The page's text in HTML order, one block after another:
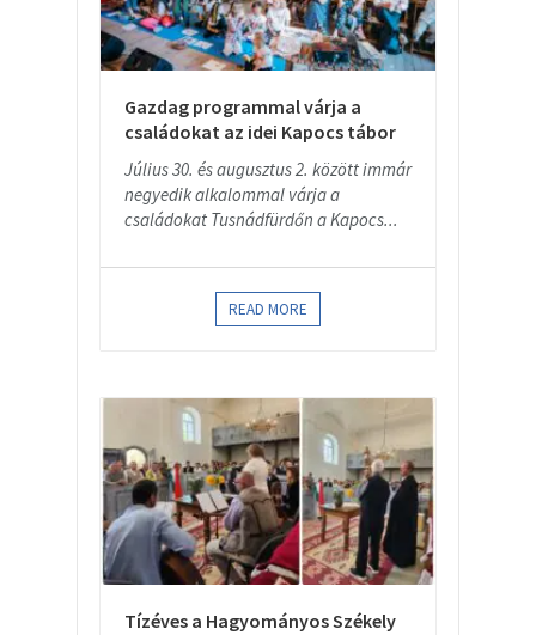
Gazdag programmal várja a
családokat az idei Kapocs tábor
Július 30. és augusztus 2. között immár
negyedik alkalommal várja a
családokat Tusnádfürdőn a Kapocs...
READ MORE
Tízéves a Hagyományos Székely